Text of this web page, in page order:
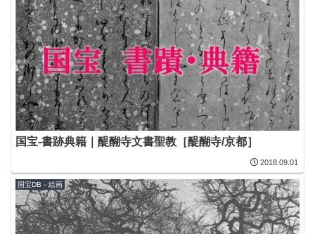
国宝-書跡典籍｜醍醐寺文書聖教［醍醐寺/京都］
2018.09.01
国宝DB－絵画